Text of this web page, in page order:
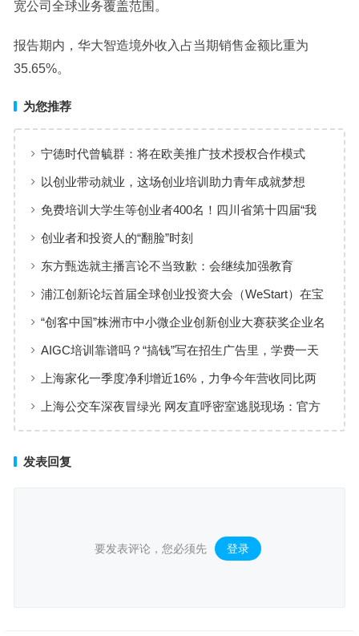
宽公司全球业务覆盖范围。
报告期内，华大智造境外收入占当期销售金额比重为
35.65%。
为您推荐
宁德时代曾毓群：将在欧美推广技术授权合作模式
以创业带动就业，这场创业培训助力青年成就梦想
免费培训大学生等创业者400名！四川省第十四届“我
能飞”创业提升培训启动
创业者和投资人的“翻脸”时刻
东方甄选就主播言论不当致歉：会继续加强教育
浦江创新论坛首届全球创业投资大会（WeStart）在宝
山举行！
“创客中国”株洲市中小微企业创新创业大赛获奖企业名
AIGC培训靠谱吗？“搞钱”写在招生广告里，学费一天
一万
上海家化一季度净利增近16%，力争今年营收同比两
位数增长
上海公交车深夜冒绿光 网友直呼密室逃脱现场：官方
发表回复
要发表评论，您必须先 登录 。